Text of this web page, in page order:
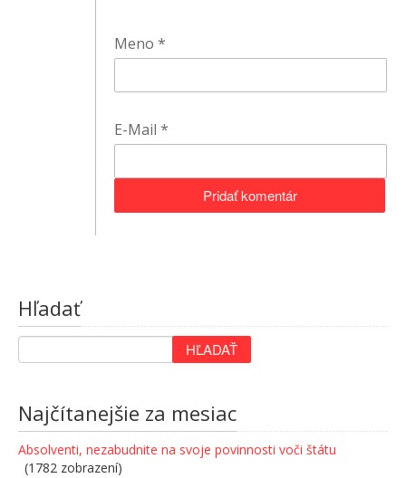
Meno*
E-Mail*
Hľadať
Najčítanejšie za mesiac
Absolventi, nezabudnite na svoje povinnosti voči štátu
(1782 zobrazení)